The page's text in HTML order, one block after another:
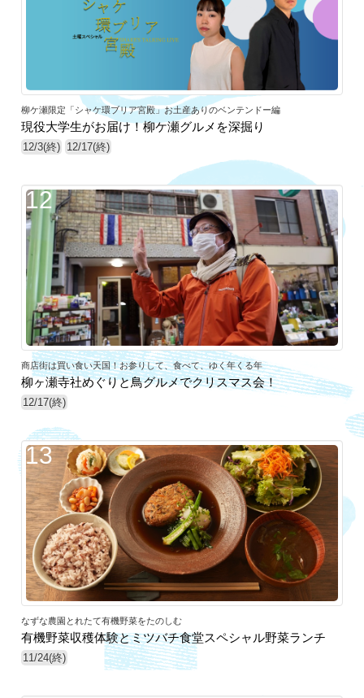
柳ケ瀬限定「シャケ環ブリア宮殿」お土産ありのベンテンドー編
現役大学生がお届け！柳ケ瀬グルメを深掘り
12/3(終) 12/17(終)
12
商店街は買い食い天国！お参りして、食べて、ゆく年くる年
柳ヶ瀬寺社めぐりと鳥グルメでクリスマス会！
12/17(終)
13
なずな農園とれたて有機野菜をたのしむ
有機野菜収穫体験とミツバチ食堂スペシャル野菜ランチ
11/24(終)